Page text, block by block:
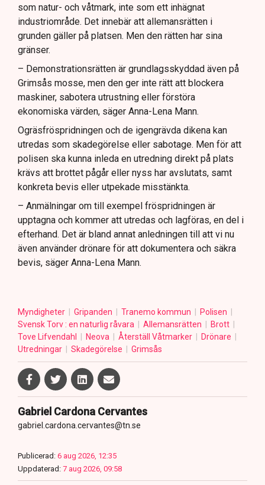
som natur- och våtmark, inte som ett inhägnat
industriområde. Det innebär att allemansrätten i
grunden gäller på platsen. Men den rätten har sina
gränser.
– Demonstrationsrätten är grundlagsskyddad även på
Grimsås mosse, men den ger inte rätt att blockera
maskiner, sabotera utrustning eller förstöra
ekonomiska värden, säger Anna-Lena Mann.
Ogräsfröspridningen och de igengrävda dikena kan
utredas som skadegörelse eller sabotage. Men för att
polisen ska kunna inleda en utredning direkt på plats
krävs att brottet pågår eller nyss har avslutats, samt
konkreta bevis eller utpekade misstänkta.
– Anmälningar om till exempel fröspridningen är
upptagna och kommer att utredas och lagföras, en del i
efterhand. Det är bland annat anledningen till att vi nu
även använder drönare för att dokumentera och säkra
bevis, säger Anna-Lena Mann.
Myndigheter Gripanden Tranemo kommun
Polisen
Svensk Torv : en naturlig råvara
Allemansrätten
Brott
Tove Lifvendahl
Neova Återställ Våtmarker
Drönare
Utredningar
Skadegörelse Grimsås
Gabriel Cardona Cervantes
gabriel.cardona.cervantes@tn.se
Publicerad: 6 aug 2026, 12:35
Uppdaterad: 7 aug 2026, 09:58